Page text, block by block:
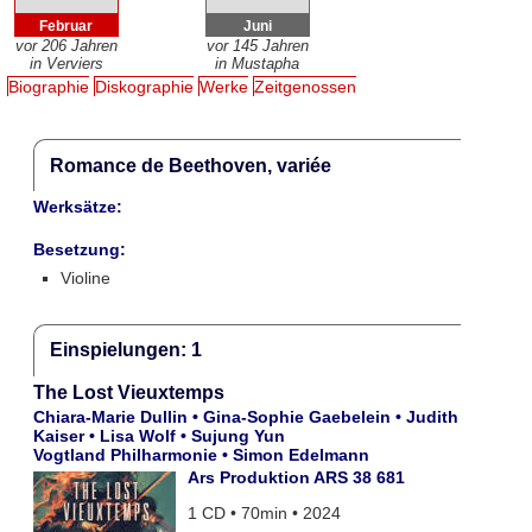
Februar
vor 206 Jahren
in Verviers
Juni
vor 145 Jahren
in Mustapha
Biographie Diskographie Werke Zeitgenossen
Romance de Beethoven, variée
Werksätze:
Besetzung:
Violine
Einspielungen: 1
The Lost Vieuxtemps
Chiara-Marie Dullin • Gina-Sophie Gaebelein • Judith
Kaiser • Lisa Wolf • Sujung Yun
Vogtland Philharmonie • Simon Edelmann
Ars Produktion ARS 38 681
1 CD • 70min • 2024